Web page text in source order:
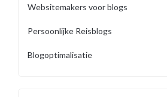
Websitemakers voor blogs
Persoonlijke Reisblogs
Blogoptimalisatie